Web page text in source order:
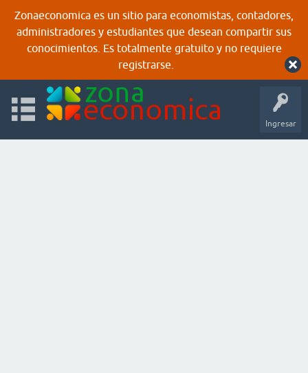
Zonaeconomica es un sitio para economistas, contadores,
administradores y estudiantes que desean compartir sus
conocimientos. Es totalmente gratuito y no requiere
registrarse.
Ingresar